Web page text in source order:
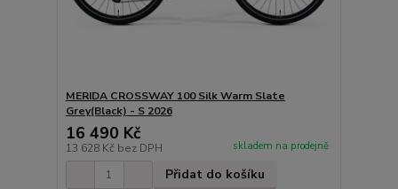
MERIDA CROSSWAY 100 Silk Warm Slate
Grey(Black) - S 2026
16 490 Kč
13 628 Kč bez DPH skladem na prodejně
Přidat do košíku